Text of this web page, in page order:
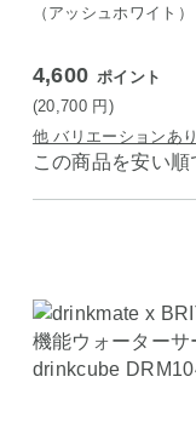
（アッシュホワイト）
4,600 ポイント
(20,700 円)
他 バリエーションあり
この商品を安い順